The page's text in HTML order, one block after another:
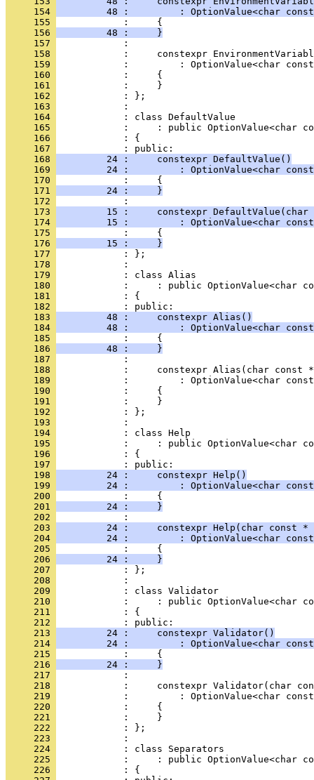
     154
48 :         : OptionValue<char
     155
            :     {
     156
         48 :     }
     157
            :
     158
:     constexpr
     159
:         : OptionValue<char
     160
            :     {
     161
            :     }
     162
            : };
     163
            :
     164
            : class DefaultValue
     165
:     : public OptionValue<char
     166
            : {
     167
            : public:
     168
         24 :     constexpr DefaultValue()
     169
24 :         : OptionValue<char
     170
            :     {
     171
         24 :     }
     172
            :
     173
15 :     constexpr DefaultValue(char
     174
15 :         : OptionValue<char
     175
            :     {
     176
         15 :     }
     177
            : };
     178
            :
     179
            : class Alias
     180
:     : public OptionValue<char
     181
            : {
     182
            : public:
     183
         48 :     constexpr Alias()
     184
48 :         : OptionValue<char
     185
            :     {
     186
         48 :     }
     187
            :
     188
:     constexpr Alias(char const
     189
:         : OptionValue<char
     190
            :     {
     191
            :     }
     192
            : };
     193
            :
     194
            : class Help
     195
:     : public OptionValue<char
     196
            : {
     197
            : public:
     198
         24 :     constexpr Help()
     199
24 :         : OptionValue<char
     200
            :     {
     201
         24 :     }
     202
            :
     203
24 :     constexpr Help(char const *
     204
24 :         : OptionValue<char
     205
            :     {
     206
         24 :     }
     207
            : };
     208
            :
     209
            : class Validator
     210
:     : public OptionValue<char
     211
            : {
     212
            : public:
     213
         24 :     constexpr Validator()
     214
24 :         : OptionValue<char
     215
            :     {
     216
         24 :     }
     217
            :
     218
:     constexpr Validator(char
     219
:         : OptionValue<char
     220
            :     {
     221
            :     }
     222
            : };
     223
            :
     224
            : class Separators
     225
:     : public OptionValue<char
     226
            : {